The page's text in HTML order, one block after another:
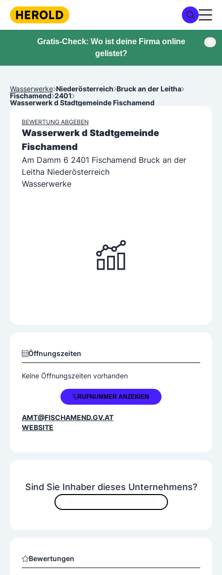
Gratis-Check: Wo ist deine Firma online
gelistet?
Wasserwerke Niederösterreich Bruck an der Leitha
Fischamend 2401
Wasserwerk d Stadtgemeinde Fischamend
BEWERTUNG ABGEBEN
Wasserwerk d Stadtgemeinde
Fischamend
Am Damm 6 2401 Fischamend Bruck an der
Leitha Niederösterreich
Wasserwerke
Sind Sie Inhaber dieses Unternehmens?
Bewertungen
Öffnungszeiten
Keine Öffnungszeiten vorhanden
+43 2232 76236RUFNUMMER ANZEIGEN
AMT@FISCHAMEND.GV.AT
WEBSITE